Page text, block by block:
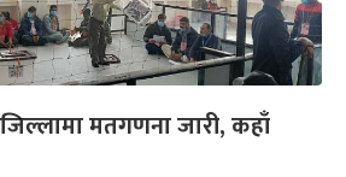
मतगणना जारी, कहाँ